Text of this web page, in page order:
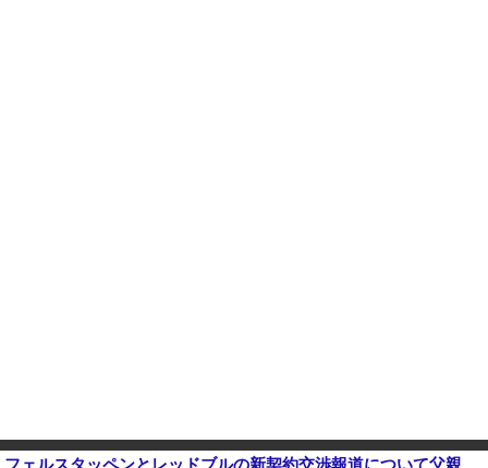
フェルスタッペンとレッドブルの新契約交渉報道について父親ヨスが否定他